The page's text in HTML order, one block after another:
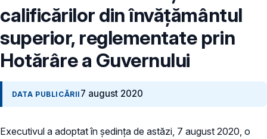
calificărilor din învățământul
superior, reglementate prin
Hotărâre a Guvernului
DATA PUBLICĂRII 7 august 2020
Executivul a adoptat în ședința de astăzi, 7 august 2020, o